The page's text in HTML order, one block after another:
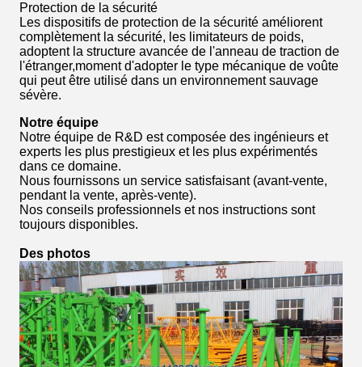
Protection de la sécurité
Les dispositifs de protection de la sécurité améliorent
complètement la sécurité, les limitateurs de poids,
adoptent la structure avancée de l'anneau de traction de
l'étranger,moment d'adopter le type mécanique de voûte
qui peut être utilisé dans un environnement sauvage
sévère.
Notre équipe
Notre équipe de R&D est composée des ingénieurs et
experts les plus prestigieux et les plus expérimentés
dans ce domaine.
Nous fournissons un service satisfaisant (avant-vente,
pendant la vente, après-vente).
Nos conseils professionnels et nos instructions sont
toujours disponibles.
Des photos